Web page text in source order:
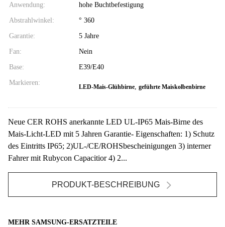
Anwendung: hohe Buchtbefestigung
Abstrahlwinkel: ° 360
Garantie: 5 Jahre
Fan: Nein
Base: E39/E40
Markieren:
LED-Mais-Glühbirne, geführte Maiskolbenbirne
Neue CER ROHS anerkannte LED UL-IP65 Mais-Birne des
Mais-Licht-LED mit 5 Jahren Garantie- Eigenschaften: 1) Schutz
des Eintritts IP65; 2)UL-/CE/ROHSbescheinigungen 3) interner
Fahrer mit Rubycon Capacitior 4) 2...
PRODUKT-BESCHREIBUNG
MEHR SAMSUNG-ERSATZTEILE